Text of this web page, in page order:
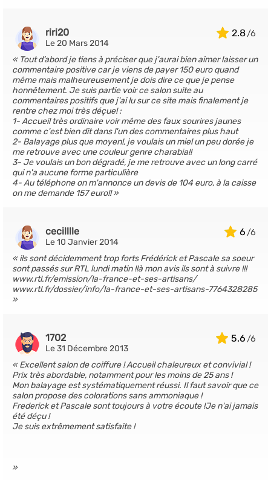
2.8
riri20
Le 20 Mars 2014
Tout d’abord je tiens à préciser que j'aurai bien aimer laisser un
commentaire positive car je viens de payer 150 euro quand
même mais malheureusement je dois dire ce que je pense
honnêtement. Je suis partie voir ce salon suite au
commentaires positifs que j'ai lu sur ce site mais finalement je
rentre chez moi très déçue! :
1- Accueil très ordinaire voir même des faux sourires jaunes
comme c'est bien dit dans l'un des commentaires plus haut
2- Balayage plus que moyen!, je voulais un miel un peu dorée je
me retrouve avec une couleur genre charabia!!
3- Je voulais un bon dégradé, je me retrouve avec un long carré
qui n'a aucune forme particulière
4- Au téléphone on m'annonce un devis de 104 euro, à la caisse
on me demande 157 euro!!
6
cecilllle
Le 10 Janvier 2014
ils sont décidemment trop forts Frédérick et Pascale sa soeur
sont passés sur RTL lundi matin !!à mon avis ils sont à suivre !!!
www.rtl.fr/emission/la-france-et-ses-artisans/
www.rtl.fr/dossier/info/la-france-et-ses-artisans-7764328285
5.6
1702
Le 31 Décembre 2013
Excellent salon de coiffure ! Accueil chaleureux et convivial !
Prix très abordable, notamment pour les moins de 25 ans !
Mon balayage est systématiquement réussi. Il faut savoir que ce
salon propose des colorations sans ammoniaque !
Frederick et Pascale sont toujours à votre écoute !Je n'ai jamais
été déçu !
Je suis extrêmement satisfaite !